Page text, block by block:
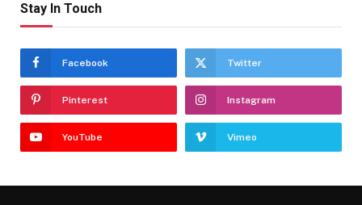
Stay In Touch
Facebook Twitter
Pinterest Instagram
YouTube Vimeo